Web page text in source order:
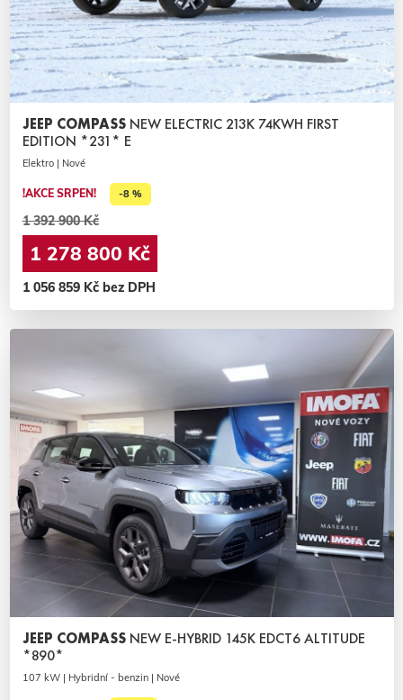
JEEP COMPASS NEW ELECTRIC 213K 74KWH FIRST
EDITION *231* E
Elektro | Nové
!AKCE SRPEN! -8 %
1 392 900 Kč
1 278 800 Kč
1 056 859 Kč bez DPH
JEEP COMPASS NEW E-HYBRID 145K EDCT6 ALTITUDE
*890*
107 kW | Hybridní - benzin | Nové